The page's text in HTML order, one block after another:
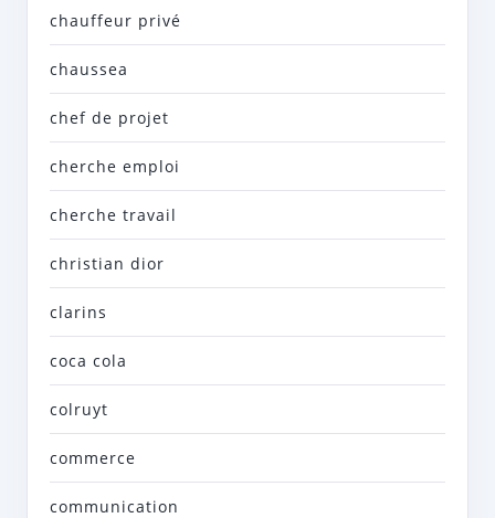
chauffeur privé
chaussea
chef de projet
cherche emploi
cherche travail
christian dior
clarins
coca cola
colruyt
commerce
communication